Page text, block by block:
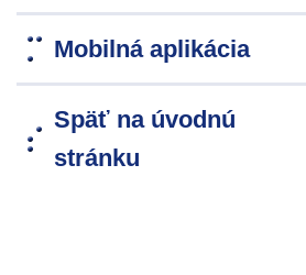
Mobilná aplikácia
Späť na úvodnú
stránku